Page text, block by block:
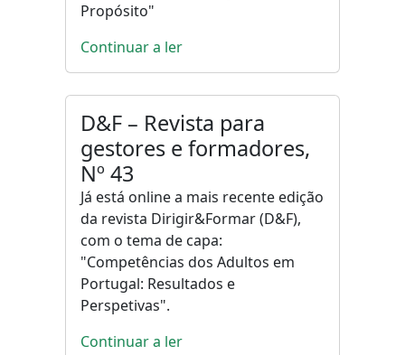
Propósito"
Continuar a ler
D&F – Revista para
gestores e formadores,
Nº 43
Já está online a mais recente edição
da revista Dirigir&Formar (D&F),
com o tema de capa:
"Competências dos Adultos em
Portugal: Resultados e
Perspetivas".
Continuar a ler